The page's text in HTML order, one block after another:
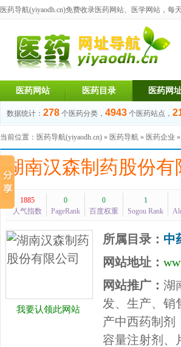
医药导航(yiyaodh.cn)免费收录医药网站、医学网站，每
医药网站 医药目录 医药网
数据统计： 278 个医药分类， 4943 个医药站点，
当前位置： 医药导航(yiyaodh.cn) » 医药导航 » 医药企业 »
湖南汉森制药股份有
1885
人气指数
0
PageRank
0
百度权重
1
Sogou Rank
我要认领此网站
所属目录： 中
网站地址：
网站推广： 湖
发、生产、销
产中西药制剂
容量注射剂、